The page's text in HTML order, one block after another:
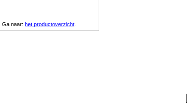
Ga naar: het productoverzicht